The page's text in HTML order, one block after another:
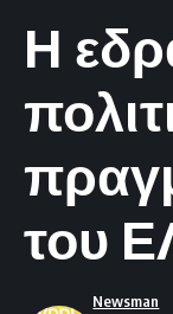
Η
του
Newsman